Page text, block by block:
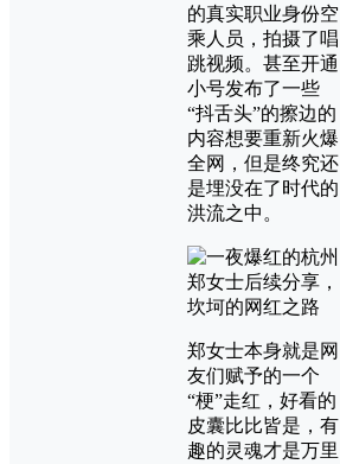
的真实职业身份空
乘人员，拍摄了唱
跳视频。甚至开通
小号发布了一些
“抖舌头”的擦边的
内容想要重新火爆
全网，但是终究还
是埋没在了时代的
洪流之中。
郑女士本身就是网
友们赋予的一个
“梗”走红，好看的
皮囊比比皆是，有
趣的灵魂才是万里